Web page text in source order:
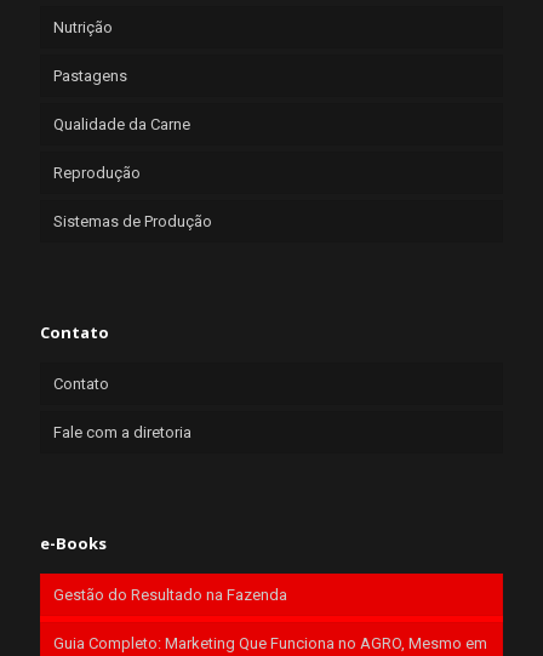
Nutrição
Pastagens
Qualidade da Carne
Reprodução
Sistemas de Produção
Contato
Contato
Fale com a diretoria
e-Books
Gestão do Resultado na Fazenda
Guia Completo: Marketing Que Funciona no AGRO, Mesmo em